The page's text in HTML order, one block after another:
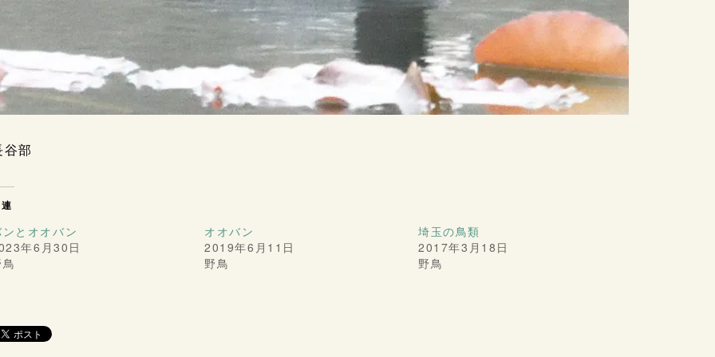
谷部
とオオバン
年6月30日
オオバン
2019年6月11日
野鳥
埼玉の鳥類
2017年3月18日
野鳥